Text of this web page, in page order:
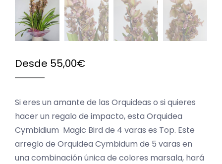
Desde 55,00€
Si eres un amante de las Orquideas o si quieres
hacer un regalo de impacto, esta Orquidea
Cymbidium Magic Bird de 4 varas es Top. Este
arreglo de Orquidea Cymbidum de 5 varas en
una combinación única de colores marsala, hará